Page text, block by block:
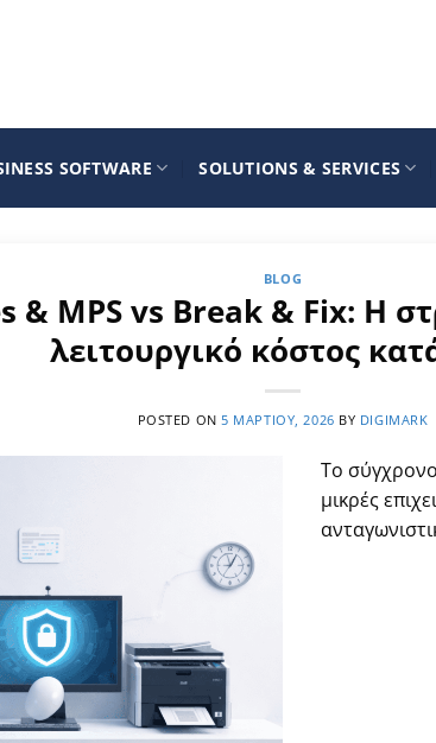
SOFTWARE SOLUTIONS & SERVICES
BLOG
& MPS vs Break & Fix: Η
λειτουργικό κόστος
POSTED ON 5 ΜΑΡΤΊΟΥ, 2026 BY DIGIMARK
Το σύγχρονο
μικρές